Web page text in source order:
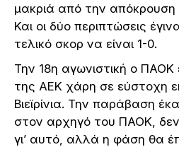
μακριά από την απόκρουση
Και οι δύο περιπτώσεις
τελικό σκορ να είναι 1-0.
Την 18η αγωνιστική ο ΠΑΟΚ
της ΑΕΚ χάρη σε εύστοχη
Βιεϊρίνια. Την παράβαση
στον αρχηγό του ΠΑΟΚ,
γι’ αυτό, αλλά η φάση θα